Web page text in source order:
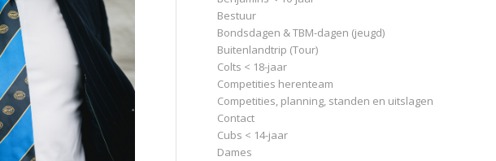
Bestuur
Bondsdagen & TBM-dagen (jeugd)
Buitenlandtrip (Tour)
Colts < 18-jaar
Competities herenteam
Competities, planning, standen en uitslagen
Contact
Cubs < 14-jaar
Dames